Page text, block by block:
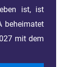
ist, ist
beheimatet
mit dem